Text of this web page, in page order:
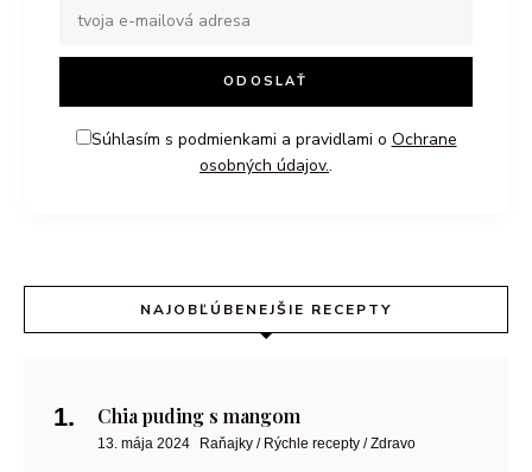
Súhlasím s podmienkami a pravidlami o Ochrane
osobných údajov..
NAJOBĽÚBENEJŠIE RECEPTY
Chia puding s mangom
13. mája 2024 Raňajky / Rýchle recepty / Zdravo